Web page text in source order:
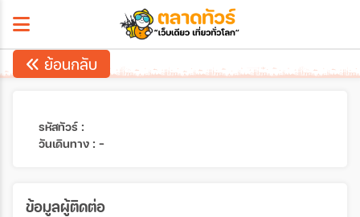
ย้อนกลับ
รหัสทัวร์ :
วันเดินทาง : -
ข้อมูลผู้ติดต่อ